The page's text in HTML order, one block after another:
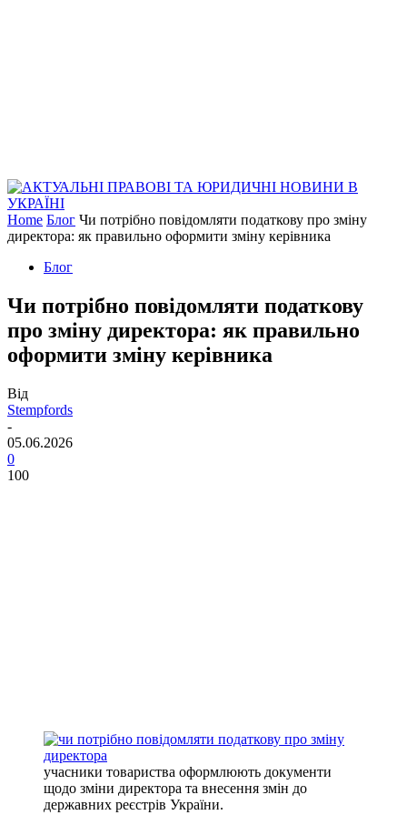
Home Блог Чи потрібно повідомляти податкову про зміну
директора: як правильно оформити зміну керівника
Блог
Чи потрібно повідомляти податкову
про зміну директора: як правильно
оформити зміну керівника
Від
Stempfords
-
05.06.2026
0
100
учасники товариства оформлюють документи
щодо зміни директора та внесення змін до
державних реєстрів України.